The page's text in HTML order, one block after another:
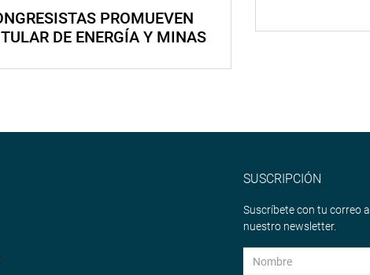
PROMUEVEN
DE ENERGÍA Y MINAS
SUSCRIPCIÓN
Suscríbete con tu correo a
nuestro newsletter.